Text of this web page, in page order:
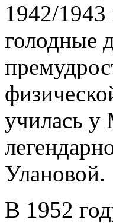
1942/1943
голодные
училась
Улановой.
В 1952